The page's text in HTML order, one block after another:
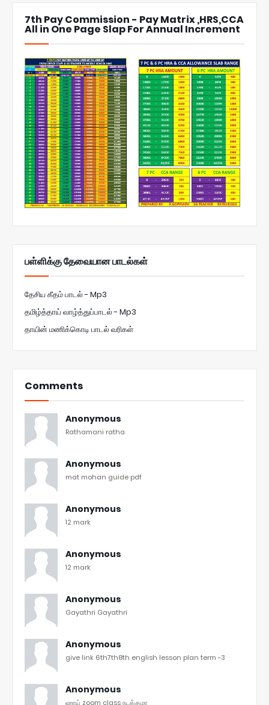
7th Pay Commission - Pay Matrix ,HRS,CCA
All in One Page Slap For Annual Increment
பள்ளிக்கு தேவையான பாடல்கள்
தேசிய கீதம் பாடல் - Mp3
தமிழ்த்தாய் வாழ்த்துப்பாடல் - Mp3
தாயின் மணிக்கொடி பாடல் வரிகள்
Comments
Anonymous
Rathamani ratha
Anonymous
mat mohan guide pdf
Anonymous
12 mark
Anonymous
12 mark
Anonymous
Gayathri Gayathri
Anonymous
give link 6th7th8th english lesson plan term -3
Anonymous
ஹாய் zoom class நடக்குமா